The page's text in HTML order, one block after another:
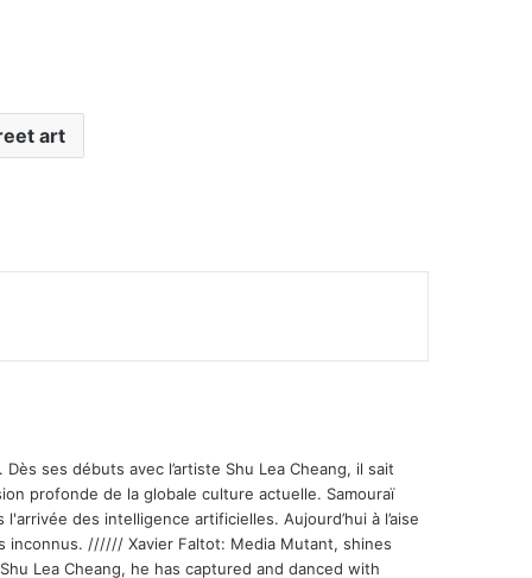
art
ses débuts avec l’artiste Shu Lea Cheang, il sait
profonde de la globale culture actuelle. Samouraï
des intelligence artificielles. Aujourd’hui à l’aise
inconnus. ////// Xavier Faltot: Media Mutant, shines
Lea Cheang, he has captured and danced with